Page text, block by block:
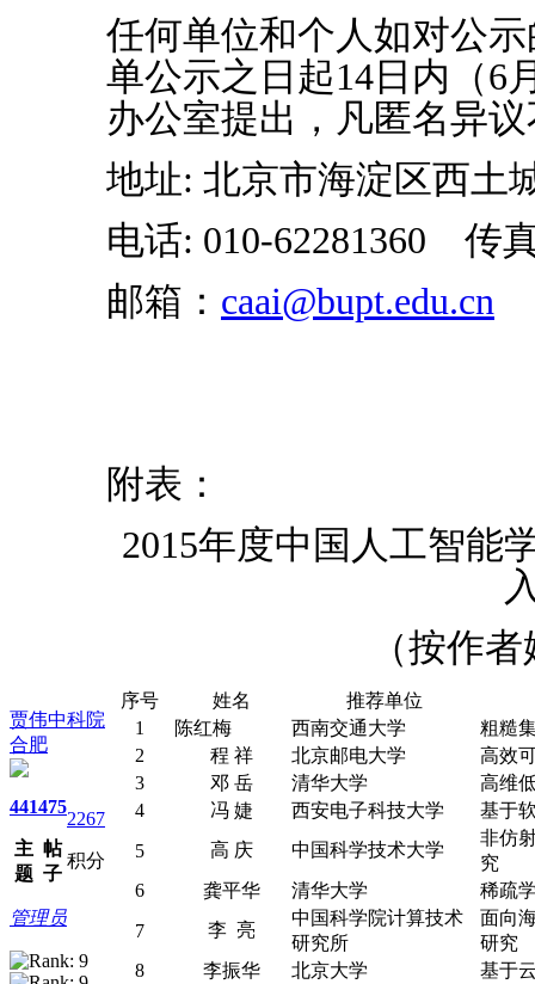
贾伟中科院
合肥
441
主
题
475
帖
子
2267
积分
管理员
任何单位和个人如对公
单公示之日起14日内（6
办公室提出，凡匿名异
地址: 北京市海淀区西土
电话: 010-62281360 传
邮箱： caai@bupt.edu.cn
附表：
2015年度中国人工智能
（按作
序号 姓名
推荐单位
1
陈红梅 西南交通大学
粗糙
2
程 祥 北京邮电大学
高效
3
邓 岳 清华大学
高维
4
冯 婕 西安电子科技大学
基于
5
高 庆 中国科学技术大学
非仿
究
6
龚平华 清华大学
稀疏
7
李 亮
中国科学院计算技术
研究所
面向
研究
8
李振华 北京大学
基于